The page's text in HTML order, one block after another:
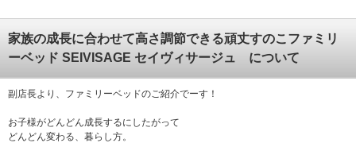
家族の成長に合わせて高さ調節できる頑丈すのこファミリ
ーベッド SEIVISAGE セイヴィサージュ について
副店長より、ファミリーベッドのご紹介でーす！
お子様がどんどん成長するにしたがって
どんどん変わる、暮らし方。